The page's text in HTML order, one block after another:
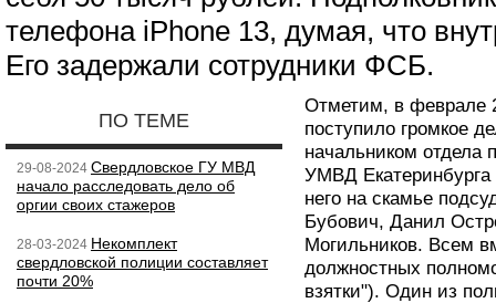
телефона iPhone 13, думая, что
Его задержали сотрудники ФСБ.
ПО ТЕМЕ
29-08-2024 Свердловское ГУ МВД
начало расследовать дело об
оргии своих стажеров
28-03-2024 Некомплект
свердловской полиции составляет
почти 20%
Отметим, в феврале
поступило громкое
начальником отдела
УМВД
него на скамье
Бубович, Данил
Могильников. Всем
должностных
взятки"). Один из